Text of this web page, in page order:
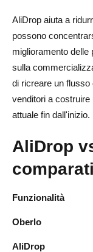
AliDrop aiuta a
possono
miglioramento delle
sulla
di ricreare un flusso
venditori a
attuale fin dall'inizio.
AliDrop
Funzionalità
Oberlo
AliDrop